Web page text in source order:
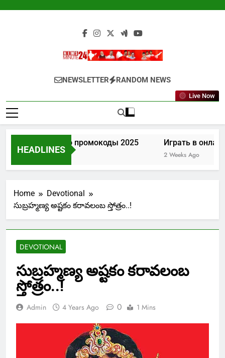
Newsminute24
Get All Updated Telugu News
NEWSLETTER RANDOM NEWS
Live Now
HEADLINES
Лев казино промокоды 2025
1 Week Ago
Играть в
2 Weeks Ago
Home
Devotional
సుబ్రహ్మణ్య అష్టకం కరావలంబ స్తోత్రం..!
DEVOTIONAL
సుబ్రహ్మణ్య అష్టకం కరావలంబ
స్తోత్రం..!
Admin 4 Years Ago 0 1 Mins